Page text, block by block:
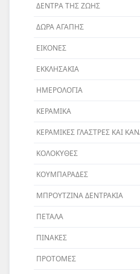
ΔΕΝΤΡA ΤΗΣ ΖΩΗΣ
ΔΩΡΑ ΑΓΑΠΗΣ
ΕΙΚΟΝΕΣ
ΕΚΚΛΗΣΑΚΙΑ
ΗΜΕΡΟΛΟΓΙΑ
ΚΕΡΑΜΙΚΑ
ΚΕΡΑΜΙΚΕΣ ΓΛΑΣΤΡΕΣ ΚΑΙ
ΚΟΛΟΚΥΘΕΣ
ΚΟΥΜΠΑΡΑΔΕΣ
ΜΠΡΟΥΤΖΙΝΑ ΔΕΝΤΡΑΚΙΑ
ΠΕΤΑΛΑ
ΠΙΝΑΚΕΣ
ΠΡΟΤΟΜΕΣ